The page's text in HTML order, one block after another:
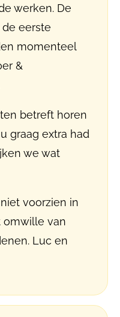
werken. De
eerste
momenteel
&
betreft horen
graag extra had
we wat
voorzien in
omwille van
Luc en